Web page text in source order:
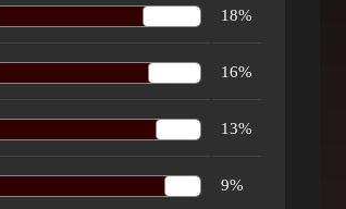
18%
16%
13%
9%